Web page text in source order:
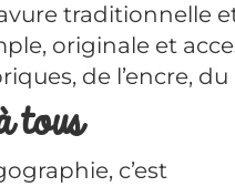
traditionnelle
originale et
de l’encre,
tous
c’est